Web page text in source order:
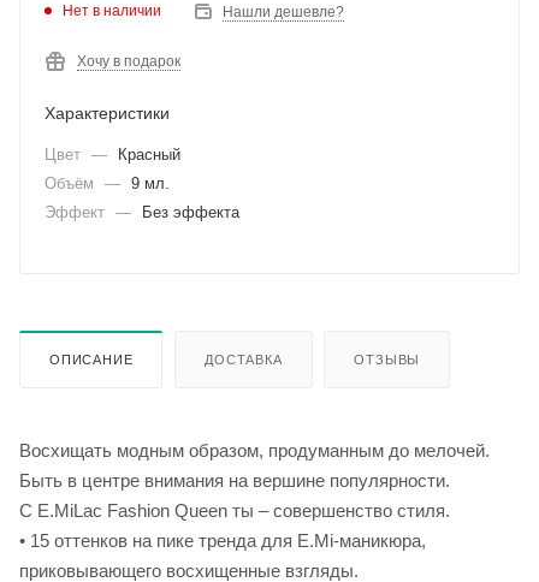
Нет в наличии Нашли дешевле?
Хочу в подарок
Характеристики
Цвет —
Красный
Объём
— 9 мл.
Эффект — Без эффекта
ОПИСАНИЕ ДОСТАВКА ОТЗЫВЫ
Восхищать модным образом, продуманным до мелочей.
Быть в центре внимания на вершине популярности.
С E.MiLac Fashion Queen ты – совершенство стиля.
• 15 оттенков на пике тренда для E.Mi-маникюра,
приковывающего восхищенные взгляды.